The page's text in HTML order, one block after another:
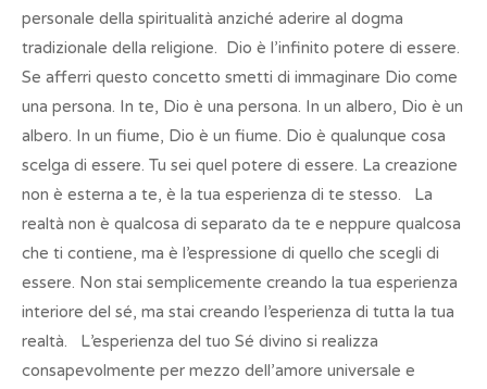
personale della spiritualità anziché aderire al dogma
tradizionale della religione. Dio è l’infinito potere di essere.
Se afferri questo concetto smetti di immaginare Dio come
una persona. In te, Dio è una persona. In un albero, Dio è un
albero. In un fiume, Dio è un fiume. Dio è qualunque cosa
scelga di essere. Tu sei quel potere di essere. La creazione
non è esterna a te, è la tua esperienza di te stesso. La
realtà non è qualcosa di separato da te e neppure qualcosa
che ti contiene, ma è l’espressione di quello che scegli di
essere. Non stai semplicemente creando la tua esperienza
interiore del sé, ma stai creando l’esperienza di tutta la tua
realtà. L’esperienza del tuo Sé divino si realizza
consapevolmente per mezzo dell’amore universale e